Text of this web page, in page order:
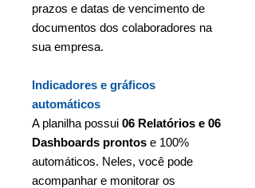
prazos e datas de vencimento de
documentos dos colaboradores na
sua empresa.
Indicadores e gráficos
automáticos
A planilha possui 06 Relatórios e 06
Dashboards prontos e 100%
automáticos. Neles, você pode
acompanhar e monitorar os